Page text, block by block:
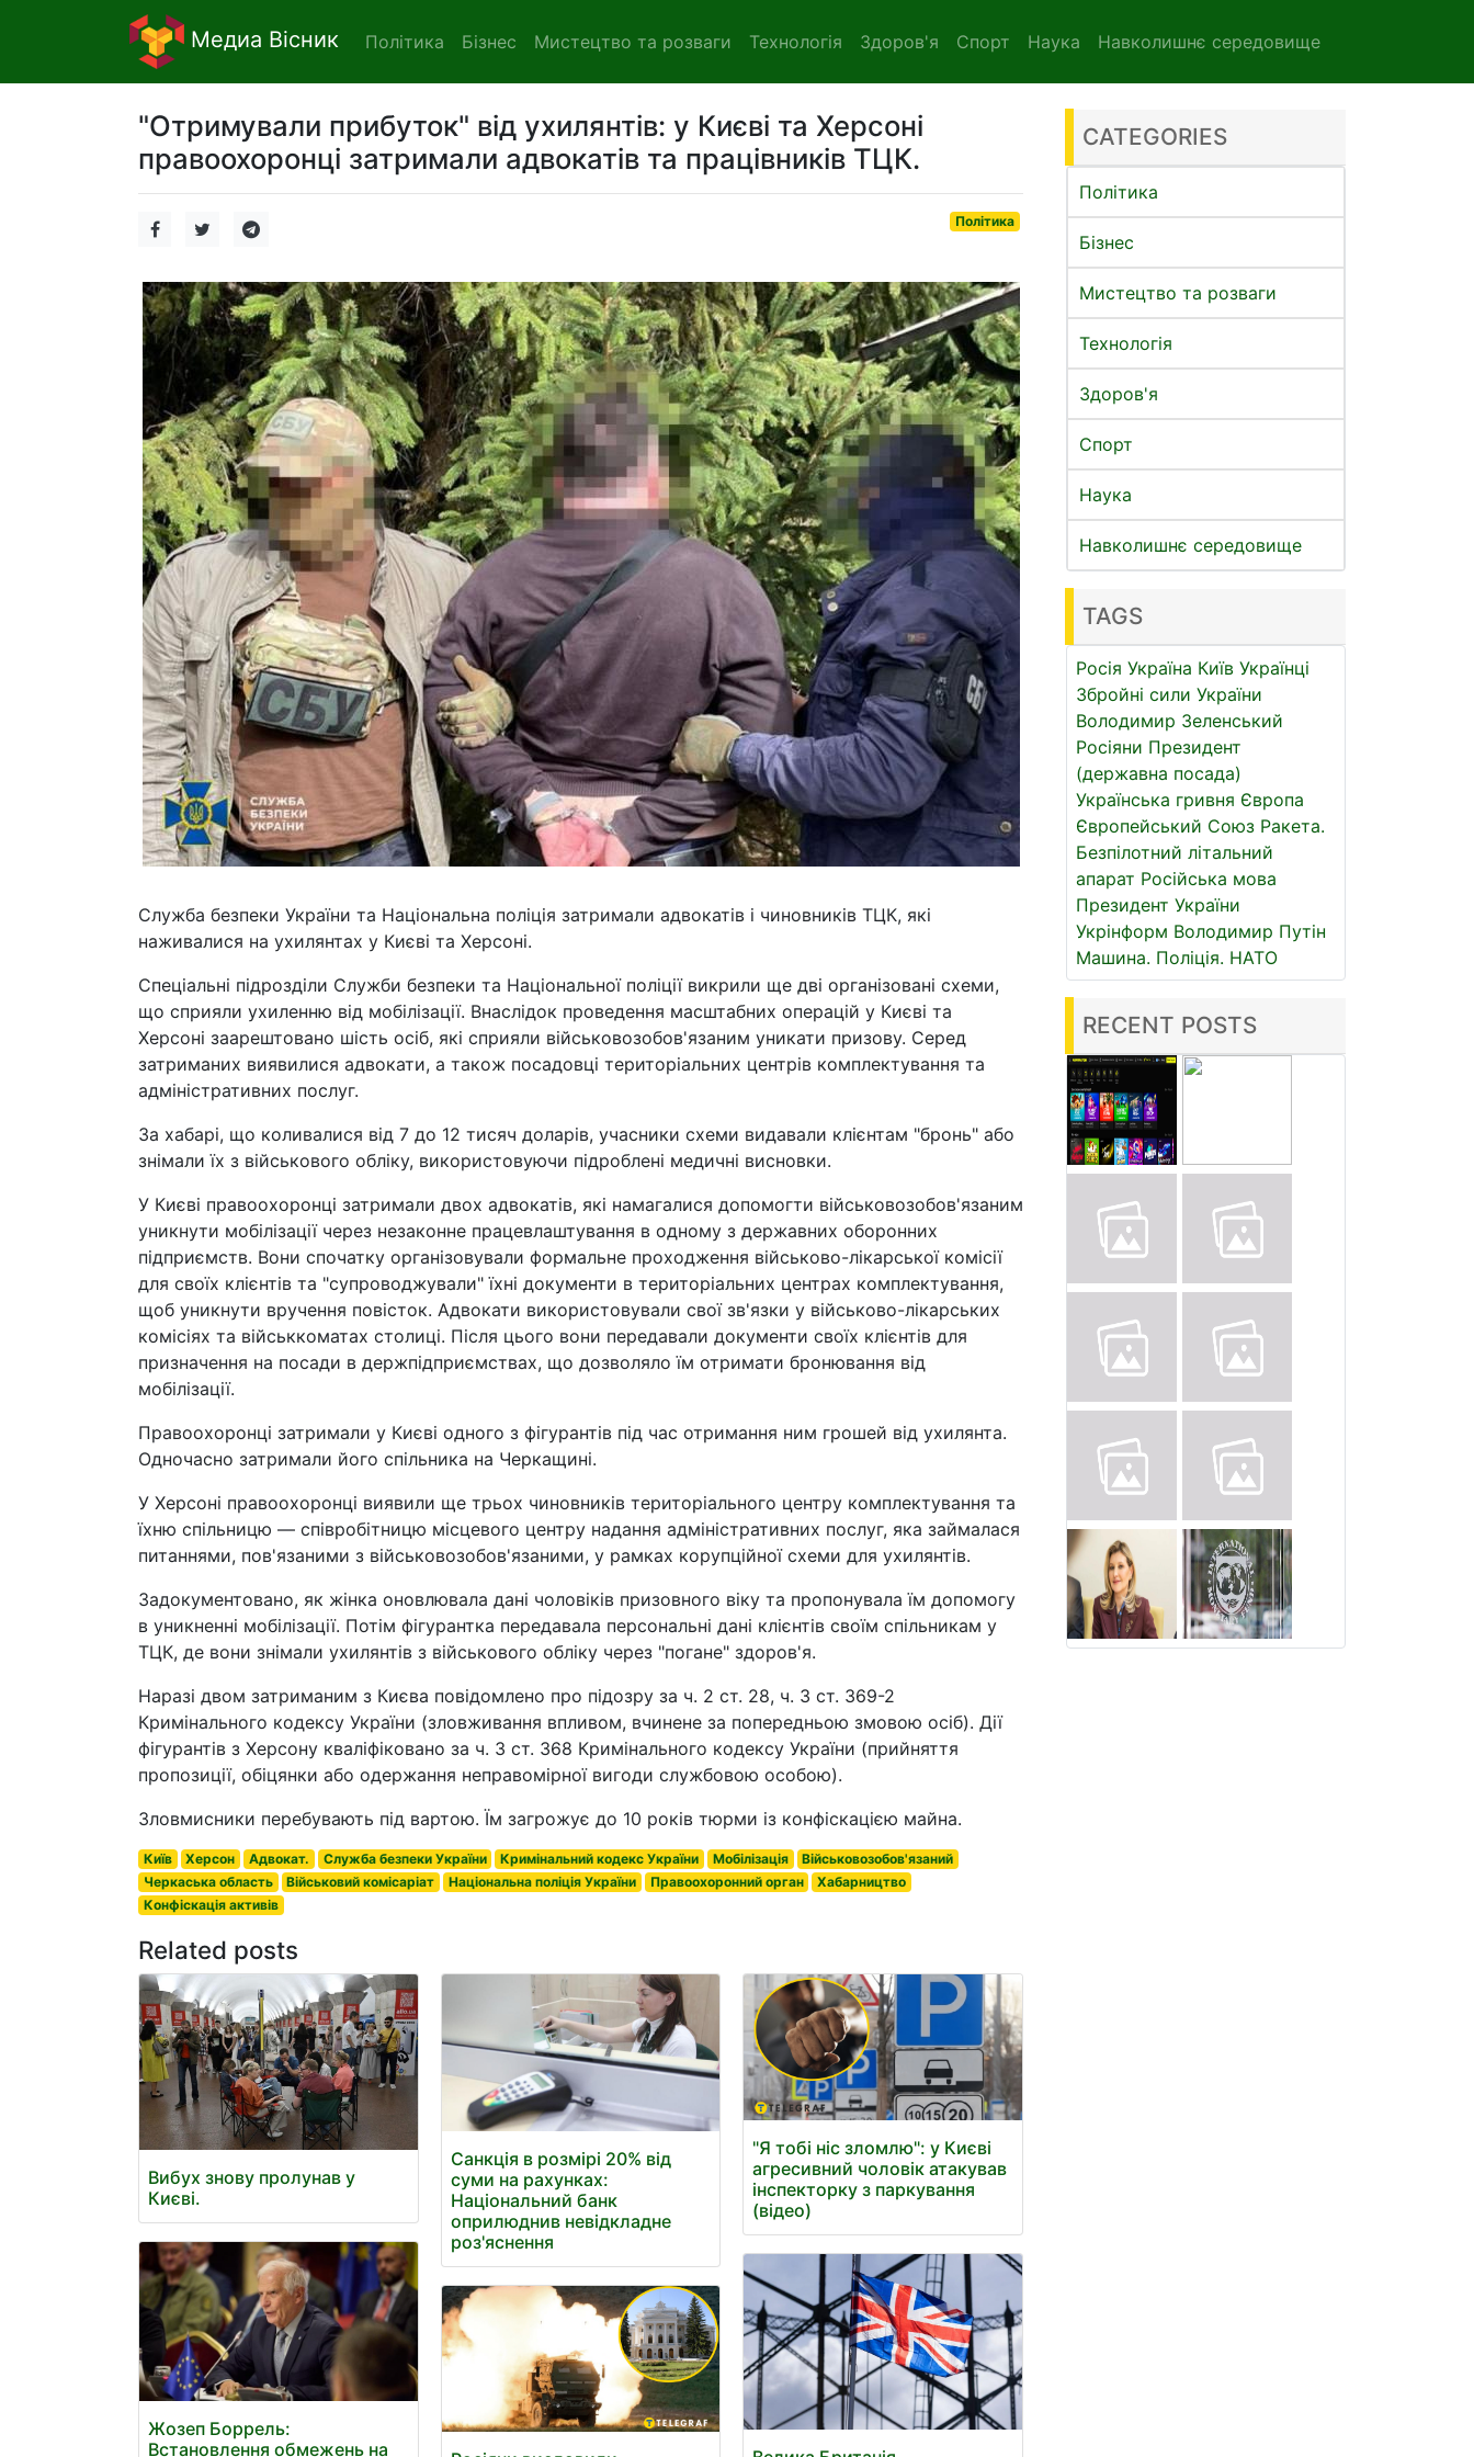
Медиа Вісник Політика Бізнес Мистецтво та розваги Технологія Здоров'я Спорт Наука Навколишнє середовище
"Отримували прибуток" від ухилянтів: у Києві та Херсоні
правоохоронці затримали адвокатів та працівників ТЦК.
Політика
Служба безпеки України та Національна поліція затримали адвокатів і чиновників ТЦК, які
наживалися на ухилянтах у Києві та Херсоні.
Спеціальні підрозділи Служби безпеки та Національної поліції викрили ще дві організовані схеми,
що сприяли ухиленню від мобілізації. Внаслідок проведення масштабних операцій у Києві та
Херсоні заарештовано шість осіб, які сприяли військовозобов'язаним уникати призову. Серед
затриманих виявилися адвокати, а також посадовці територіальних центрів комплектування та
адміністративних послуг.
За хабарі, що коливалися від 7 до 12 тисяч доларів, учасники схеми видавали клієнтам "бронь" або
знімали їх з військового обліку, використовуючи підроблені медичні висновки.
У Києві правоохоронці затримали двох адвокатів, які намагалися допомогти військовозобов'язаним
уникнути мобілізації через незаконне працевлаштування в одному з державних оборонних
підприємств. Вони спочатку організовували формальне проходження військово-лікарської комісії
для своїх клієнтів та "супроводжували" їхні документи в територіальних центрах комплектування,
щоб уникнути вручення повісток. Адвокати використовували свої зв'язки у військово-лікарських
комісіях та військкоматах столиці. Після цього вони передавали документи своїх клієнтів для
призначення на посади в держпідприємствах, що дозволяло їм отримати бронювання від
мобілізації.
Правоохоронці затримали у Києві одного з фігурантів під час отримання ним грошей від ухилянта.
Одночасно затримали його спільника на Черкащині.
У Херсоні правоохоронці виявили ще трьох чиновників територіального центру комплектування та
їхню спільницю — співробітницю місцевого центру надання адміністративних послуг, яка займалася
питаннями, пов'язаними з військовозобов'язаними, у рамках корупційної схеми для ухилянтів.
Задокументовано, як жінка оновлювала дані чоловіків призовного віку та пропонувала їм допомогу
в уникненні мобілізації. Потім фігурантка передавала персональні дані клієнтів своїм спільникам у
ТЦК, де вони знімали ухилянтів з військового обліку через "погане" здоров'я.
Наразі двом затриманим з Києва повідомлено про підозру за ч. 2 ст. 28, ч. 3 ст. 369-2
Кримінального кодексу України (зловживання впливом, вчинене за попередньою змовою осіб). Дії
фігурантів з Херсону кваліфіковано за ч. 3 ст. 368 Кримінального кодексу України (прийняття
пропозиції, обіцянки або одержання неправомірної вигоди службовою особою).
Зловмисники перебувають під вартою. Їм загрожує до 10 років тюрми із конфіскацією майна.
Київ Херсон Адвокат. Служба безпеки України Кримінальний кодекс України Мобілізація
Військовозобов'язаний
Черкаська область
Військовий комісаріат Національна поліція України Правоохоронний орган
Хабарництво
Конфіскація активів
Related posts
Вибух знову пролунав у
Києві.
Жозеп Боррель:
Встановлення обмежень на
Санкція в розмірі 20% від
суми на рахунках:
Національний банк
оприлюднив невідкладне
роз'яснення
"Я тобі ніс зломлю": у Києві
агресивний чоловік атакував
інспекторку з паркування
(відео)
CATEGORIES
Політика
Бізнес
Мистецтво та розваги
Технологія
Здоров'я
Спорт
Наука
Навколишнє середовище
TAGS
Росія Україна Київ Українці
Збройні сили України
Володимир Зеленський
Росіяни Президент
(державна посада)
Українська гривня Європа
Європейський Союз Ракета.
Безпілотний літальний
апарат Російська мова
Президент України
Укрінформ Володимир Путін
Машина. Поліція. НАТО
RECENT POSTS